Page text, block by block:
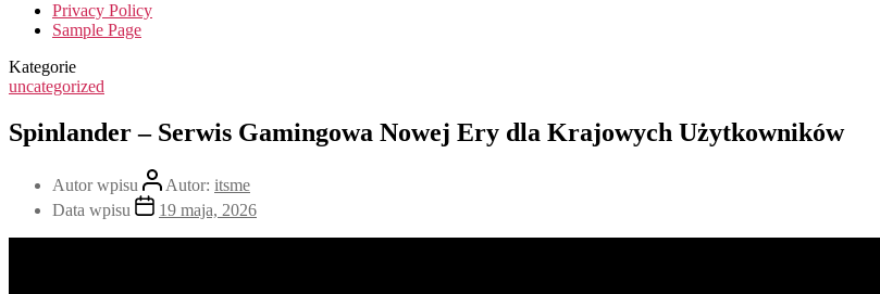
Privacy Policy
Sample Page
Kategorie
uncategorized
Spinlander – Serwis Gamingowa Nowej Ery dla Krajowych Użytkowników
Autor wpisu Autor: itsme
Data wpisu
19 maja, 2026